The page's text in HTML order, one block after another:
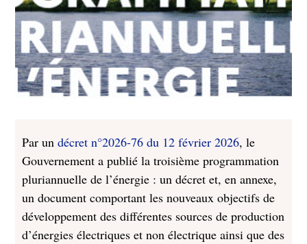
Par undécret n°2026-76 du 12 février 2026, le
Gouvernement a publié la troisième programmation
pluriannuelle de l’énergie : un décret et, en annexe,
un document comportant les nouveaux objectifs de
développement des différentes sources de production
d’énergies électriques et non électrique ainsi que des